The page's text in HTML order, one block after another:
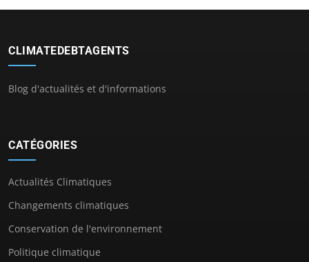
CLIMATEDEBTAGENTS
Blog d'actualités et d'informations
CATÉGORIES
Actualités Climatiques
Changements climatiques
Conservation de l'environnement
Politique climatique